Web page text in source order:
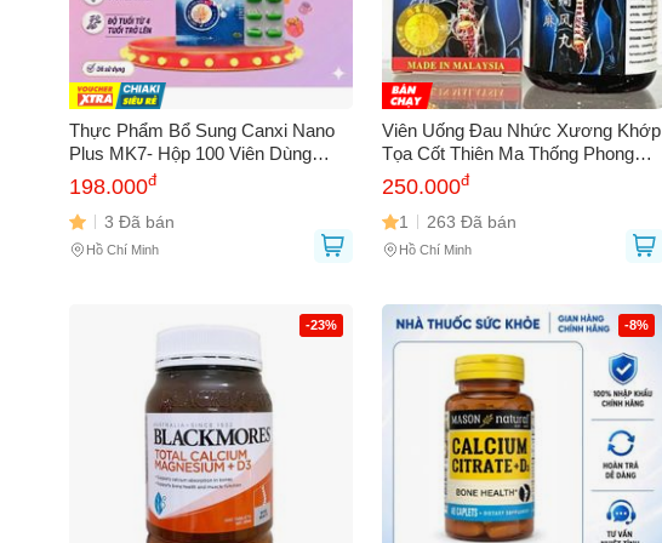
Thực Phẩm Bổ Sung Canxi Nano
Plus MK7- Hộp 100 Viên Dùng
Được Từ 4 Tuổi Trở Lên
198.000đ
3 Đã bán
Hồ Chí Minh
Viên Uống Đau Nhức Xương Khớp
Tọa Cốt Thiên Ma Thống Phong
Hoàn - Giải Pháp Từ Thiên Nhiên
Xuất Xứ Malaysia, Hộp 30 Viên -
Mã 2077
250.000đ
1 263 Đã bán
Hồ Chí Minh
-23% -8%